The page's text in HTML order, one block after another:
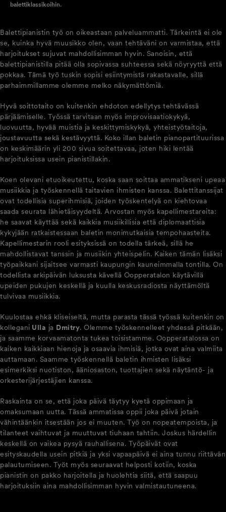
balettiklassikoihin.
Balettipianistin työ on oikeastaan palveluammatti. Tärkeintä ei ole
se, kuinka hyvä muusikko olen, vaan tehtäväni on varmistaa, että
harjoitukset sujuvat mahdollisimman hyvin. Sanoisin, että
balettipianistilla pitää olla sopivassa suhteessa sekä nöyryyttä että
pokkaa. Tämä työ tuskin sopisi esiintymistä rakastavalle, sillä
parhaimmillamme olemme melko näkymättömiä.
Hyvä soittotaito on kuitenkin ehdoton edellytys tehtävässä
pärjäämiselle. Työssä tarvitaan myös improvisaatiokykyä,
luovuutta, hyvää muistia ja keskittymiskykyä, yhteistyötaitoja,
joustavuutta sekä kestävyyttä. Koko illan baletin pianopartituurissa
on keskimäärin yli 200 sivua soitettavaa, joten hiki lentää
harjoituksissa usein pianistillakin.
Koen olevani etuoikeutettu, koska saan soittaa ammatikseni upeaa
musiikkia ja työskennellä taitavien ihmisten kanssa. Balettitanssijat
ovat todellisia superihmisiä, joiden työskentelyä on kiehtovaa
saada seurata lähietäisyydeltä. Arvostan myös kapellimestareita:
he saavat käyttää sekä kaikkia musiikillisia että diplomaattisia
kykyjään ratkaistessaan baletin monimutkaisia tempohaasteita.
Kapellimestarin rooli esityksissä on todella tärkeä, sillä he
mahdollistavat tanssin ja musiikin yhteispelin. Kaiken tämän lisäksi
työpaikkani sijaitsee varmasti kaupungin kauneimmalla tontilla. On
todellista arkipäivän luksusta kävellä Oopperatalon käytävillä
upeiden pukujen keskellä ja kuulla keskusradiosta näyttämöltä
tulvivaa musiikkia.
Kuulostaa ehkä kliseiseltä, mutta parasta tässä työssä kuitenkin on
kollegani Ulla ja Dmitry. Olemme työskennelleet yhdessä pitkään,
ja saamme korvaamatonta tukea toisistamme. Oopperatalossa on
kaiken kaikkiaan hienoja ja osaavia ihmisiä, jotka ovat aina valmiita
auttamaan. Saamme työskennellä baletin ihmisten lisäksi
esimerkiksi nuotiston, ääniosaston, tuottajien sekä näytäntö- ja
orkesterijärjestäjien kanssa.
Raskainta on se, että joka päivä täytyy kyetä oppimaan ja
omaksumaan uutta. Tässä ammatissa oppii joka päivä jotain
vähintäänkin itsestään jos ei muuten. Työ on nopeatempoista, ja
tilanteet vaihtuvat ja muuttuvat tiuhaan tahtiin. Joskus härdellin
keskellä on vaikea pysyä rauhallisena. Työpäivät ovat
esityskaudella usein pitkiä ja yksi vapaapäivä ei aina tunnu riittävän
palautumiseen. Työt myös seuraavat helposti kotiin, koska
pianistin on pakko harjoitella ja huolehtia siitä, että saapuu
harjoituksiin aina mahdollisimman hyvin valmistautuneena.